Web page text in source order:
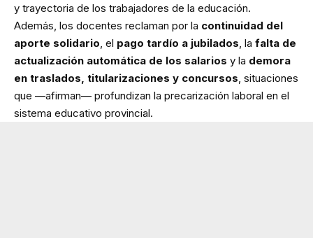
y trayectoria de los trabajadores de la educación.
Además, los docentes reclaman por la continuidad del
aporte solidario, el pago tardío a jubilados, la falta de
actualización automática de los salarios y la demora
en traslados, titularizaciones y concursos, situaciones
que —afirman— profundizan la precarización laboral en el
sistema educativo provincial.